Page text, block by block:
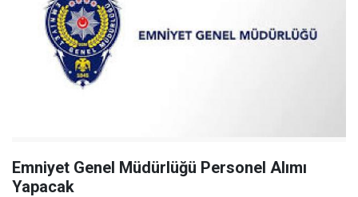
Emniyet Genel Müdürlüğü Personel Alımı
Yapacak